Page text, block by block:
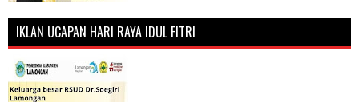
IKLAN UCAPAN HARI RAYA IDUL FITRI